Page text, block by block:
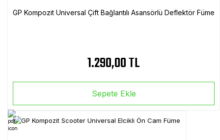
GP Kompozit Universal Çift Bağlantılı Asansörlü Deflektör Füme
1.290,00 TL
Sepete Ekle